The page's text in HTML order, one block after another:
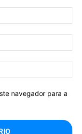
navegador para a